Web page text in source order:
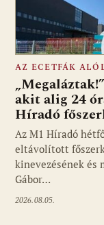
Fotó: media1.hu
AZ ECETFÁK
akit alig 24
Híradó
Az M1 Híradó
eltávolított
kinevezésének és
Gábor…
2026.08.05.